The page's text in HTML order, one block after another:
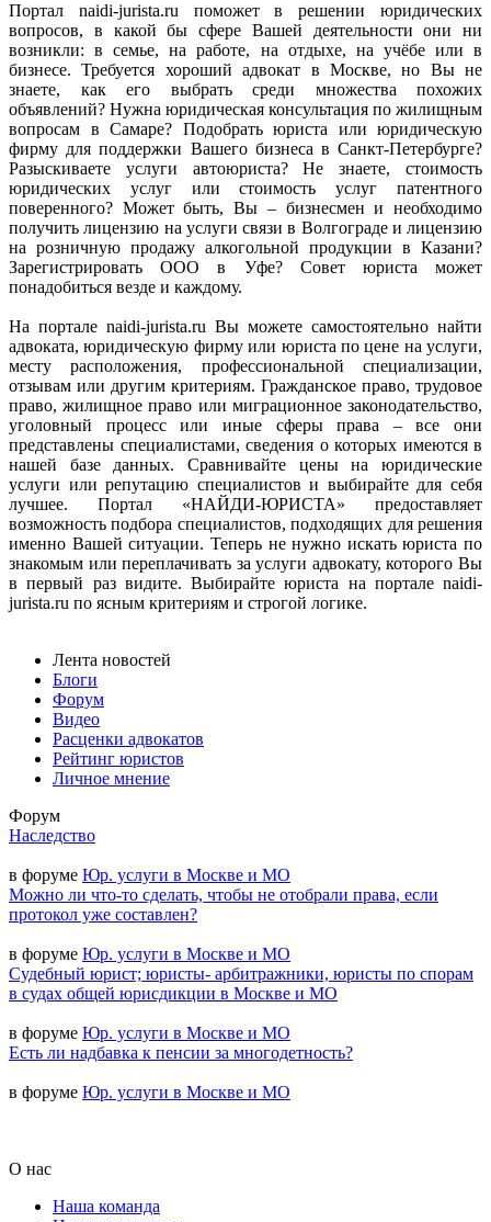
Портал naidi-jurista.ru поможет в решении юридических
вопросов, в какой бы сфере Вашей деятельности они ни
возникли: в семье, на работе, на отдыхе, на учёбе или в
бизнесе. Требуется хороший адвокат в Москве, но Вы не
знаете, как его выбрать среди множества похожих
объявлений? Нужна юридическая консультация по жилищным
вопросам в Самаре? Подобрать юриста или юридическую
фирму для поддержки Вашего бизнеса в Санкт-Петербурге?
Разыскиваете услуги автоюриста? Не знаете, стоимость
юридических услуг или стоимость услуг патентного
поверенного? Может быть, Вы – бизнесмен и необходимо
получить лицензию на услуги связи в Волгограде и лицензию
на розничную продажу алкогольной продукции в Казани?
Зарегистрировать ООО в Уфе? Совет юриста может
понадобиться везде и каждому.
На портале naidi-jurista.ru Вы можете самостоятельно найти
адвоката, юридическую фирму или юриста по цене на услуги,
месту расположения, профессиональной специализации,
отзывам или другим критериям. Гражданское право, трудовое
право, жилищное право или миграционное законодательство,
уголовный процесс или иные сферы права – все они
представлены специалистами, сведения о которых имеются в
нашей базе данных. Сравнивайте цены на юридические
услуги или репутацию специалистов и выбирайте для себя
лучшее. Портал «НАЙДИ-ЮРИСТА» предоставляет
возможность подбора специалистов, подходящих для решения
именно Вашей ситуации. Теперь не нужно искать юриста по
знакомым или переплачивать за услуги адвокату, которого Вы
в первый раз видите. Выбирайте юриста на портале naidi-
jurista.ru по ясным критериям и строгой логике.
Лента новостей
Блоги
Форум
Видео
Расценки адвокатов
Рейтинг юристов
Личное мнение
Форум
Наследство
в форуме Юр. услуги в Москве и МО
Можно ли что-то сделать, чтобы не отобрали права, если
протокол уже составлен?
в форуме Юр. услуги в Москве и МО
Судебный юрист; юристы- арбитражники, юристы по спорам
в судах общей юрисдикции в Москве и МО
в форуме Юр. услуги в Москве и МО
Есть ли надбавка к пенсии за многодетность?
в форуме Юр. услуги в Москве и МО
О нас
Наша команда